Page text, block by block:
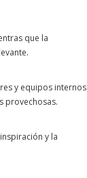
que la
y equipos internos
provechosas.
y la